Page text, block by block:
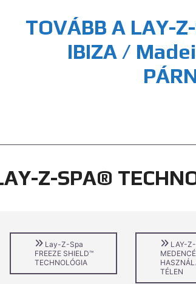
TOVÁBB A LAY-
IBIZA /
Z-SPA®
Lay-Z-Spa
FREEZE SHIELD™
TECHNOLÓGIA
LAY-
TÉLEN